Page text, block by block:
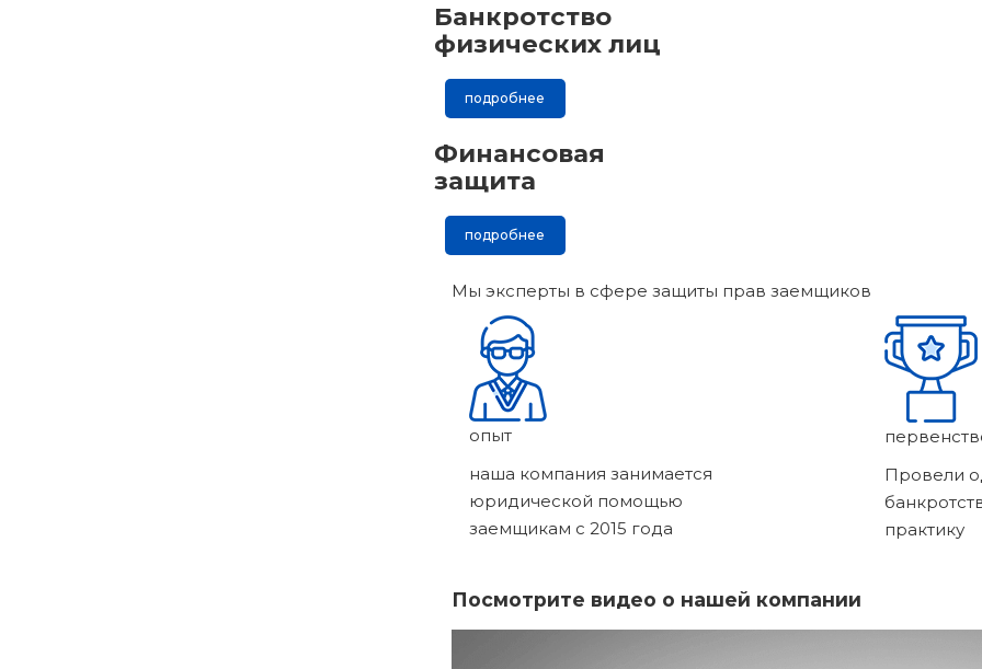
Банкротство
физических лиц
подробнее
Финансовая
защита
подробнее
Мы эксперты в сфере защиты прав заемщиков
опыт
наша компания занимается
юридической помощью
заемщикам с 2015 года
Провели
практику
Посмотрите видео о нашей компании